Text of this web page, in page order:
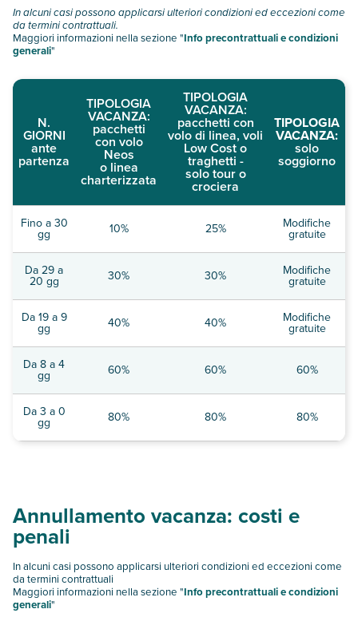
In alcuni casi possono applicarsi ulteriori condizioni ed eccezioni come
da termini contrattuali.
Maggiori informazioni nella sezione "Info precontrattuali e condizioni
generali"
N.
GIORNI
ante
partenza
TIPOLOGIA
VACANZA:
pacchetti
con volo
Neos
o linea
charterizzata
TIPOLOGIA
VACANZA:
pacchetti con
volo di linea, voli
Low Cost o
traghetti -
solo tour o
crociera
TIPOLOGIA
VACANZA:
solo
soggiorno
Fino a 30
gg 10% 25% Modifiche
gratuite
Da 29 a
20 gg 30% 30% Modifiche
gratuite
Da 19 a 9
gg 40% 40% Modifiche
gratuite
Da 8 a 4
gg 60% 60% 60%
Da 3 a 0
gg 80% 80% 80%
Annullamento vacanza: costi e
penali
In alcuni casi possono applicarsi ulteriori condizioni ed eccezioni come
da termini contrattuali
Maggiori informazioni nella sezione "Info precontrattuali e condizioni
generali"